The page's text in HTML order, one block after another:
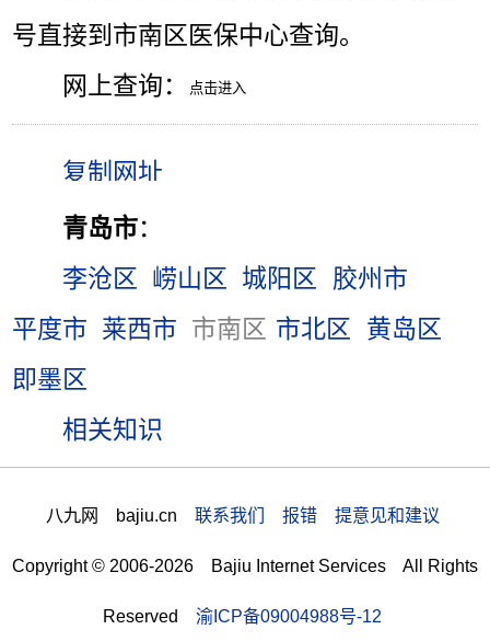
号直接到市南区医保中心查询。
网上查询：
青岛市：
李沧区 崂山区 城阳区
胶州市
平度市 莱西市 市南区 市北区
黄岛区
即墨区
相关知识
八九网 bajiu.cn 联系我们 报错 提意见和建议
Copyright © 2006-2026 Bajiu Internet Services All Rights
Reserved 渝ICP备09004988号-12